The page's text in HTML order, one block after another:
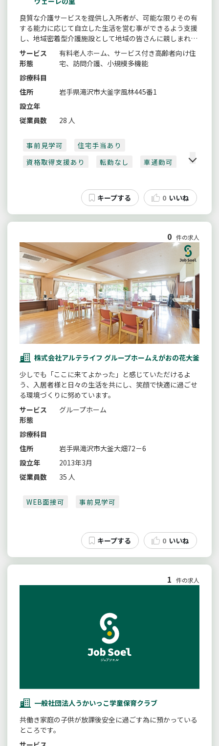
良質な介護サービスを提供し入所者が、可能な限りその有
する能力に応じて自立した生活を営む事ができるよう支援
し、地域密着型介護施設として地域の皆さんに親しまれる
よう取組ます。
サービス
形態
有料老人ホーム、サービス付き高齢者向け住
宅、訪問介護、小規模多機能
診療科目
住所
岩手県滝沢市大釜字風林445番1
設立年
従業員数
28 人
事前見学可
住宅手当あり
資格取得支援あり
転勤なし 車通勤可
0 いいね
0 件の求人
株式会社アルテライフ グループホームえがおの花大釜
少しでも「ここに来てよかった」と感じていただけるよ
う、入居者様と日々の生活を共にし、笑顔で快適に過ごせ
る環境づくりに努めています。
サービス
形態
グループホーム
診療科目
住所
岩手県滝沢市大釜大畑72－6
設立年
2013年3月
従業員数
35 人
WEB面接可 事前見学可
0 いいね
1 件の求人
一般社団法人うかいっこ学童保育クラブ
共働き家庭の子供が放課後安全に過ごす為に預かっている
ところです。